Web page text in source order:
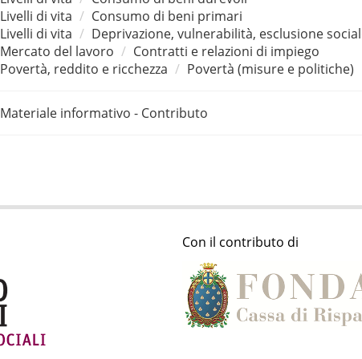
Livelli di vita
Consumo di beni primari
Livelli di vita
Deprivazione, vulnerabilità, esclusione
Mercato del lavoro
Contratti e relazioni di impiego
Povertà, reddito e ricchezza
Povertà (misure e politiche)
Materiale informativo - Contributo
Con il contributo di